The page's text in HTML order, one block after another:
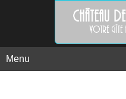
Menu